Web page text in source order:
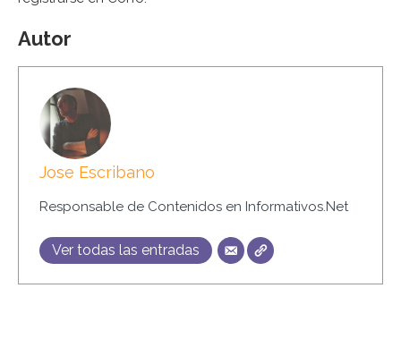
Autor
Jose Escribano
Responsable de Contenidos en Informativos.Net
Ver todas las entradas